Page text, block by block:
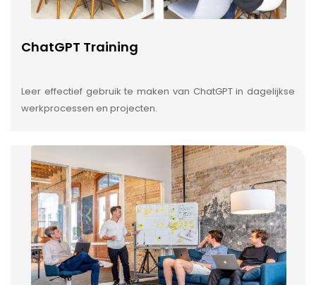
ChatGPT Training
Leer effectief gebruik te maken van ChatGPT in dagelijkse
werkprocessen en projecten.